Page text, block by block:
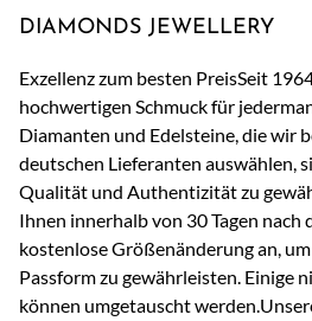
DIAMONDS JEWELLERY
Exzellenz zum besten PreisSeit
hochwertigen Schmuck für
Diamanten und Edelsteine, die wir
deutschen Lieferanten auswählen,
Qualität und Authentizität zu
Ihnen innerhalb von 30 Tagen nach
kostenlose Größenänderung an,
Passform zu gewährleisten. Einige
können umgetauscht